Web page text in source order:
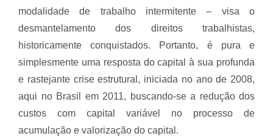
modalidade de trabalho intermitente – visa o
desmantelamento dos direitos trabalhistas,
historicamente conquistados. Portanto, é pura e
simplesmente uma resposta do capital à sua profunda
e rastejante crise estrutural, iniciada no ano de 2008,
aqui no Brasil em 2011, buscando-se a redução dos
custos com capital variável no processo de
acumulação e valorização do capital.